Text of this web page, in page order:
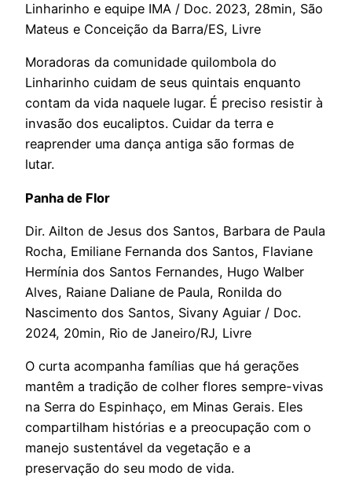
Linharinho e equipe IMA / Doc. 2023, 28min, São
Mateus e Conceição da Barra/ES, Livre
Moradoras da comunidade quilombola do
Linharinho cuidam de seus quintais enquanto
contam da vida naquele lugar. É preciso resistir à
invasão dos eucaliptos. Cuidar da terra e
reaprender uma dança antiga são formas de
lutar.
Panha de Flor
Dir. Ailton de Jesus dos Santos, Barbara de Paula
Rocha, Emiliane Fernanda dos Santos, Flaviane
Hermínia dos Santos Fernandes, Hugo Walber
Alves, Raiane Daliane de Paula, Ronilda do
Nascimento dos Santos, Sivany Aguiar / Doc.
2024, 20min, Rio de Janeiro/RJ, Livre
O curta acompanha famílias que há gerações
mantêm a tradição de colher flores sempre-vivas
na Serra do Espinhaço, em Minas Gerais. Eles
compartilham histórias e a preocupação com o
manejo sustentável da vegetação e a
preservação do seu modo de vida.